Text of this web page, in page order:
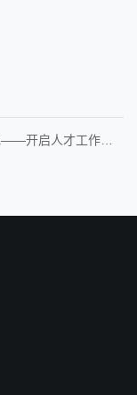
开启人才工作新